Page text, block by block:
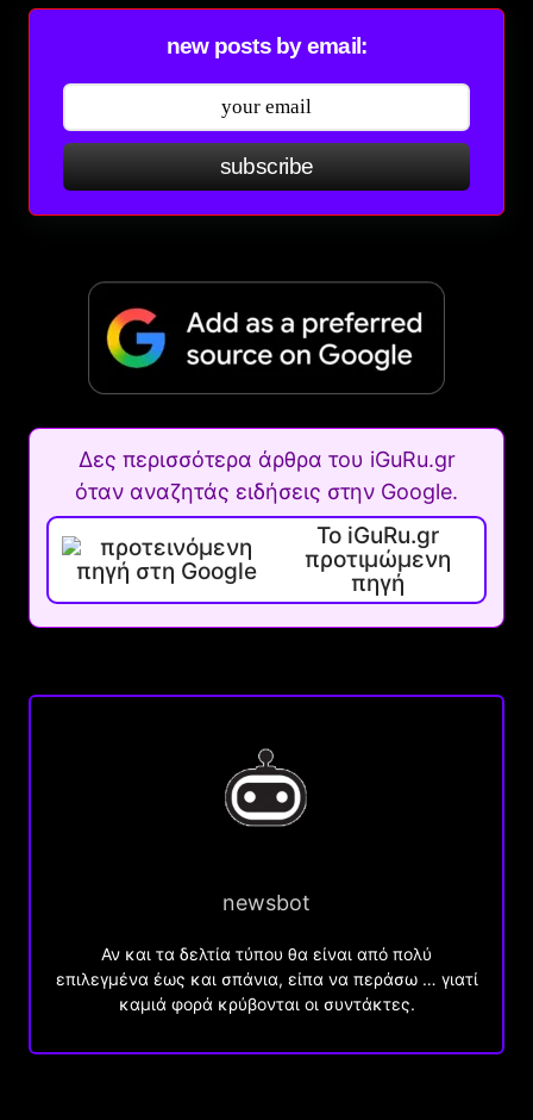
new posts by email:
subscribe
Δες περισσότερα άρθρα του iGuRu.gr
όταν αναζητάς ειδήσεις στην Google.
Το iGuRu.gr
προτιμώμενη
πηγή
newsbot
Αν και τα δελτία τύπου θα είναι από πολύ
επιλεγμένα έως και σπάνια, είπα να περάσω … γιατί
καμιά φορά κρύβονται οι συντάκτες.